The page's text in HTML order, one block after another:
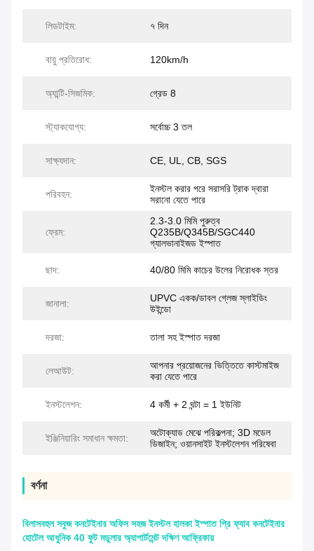
লিডটাইম: ৭ দিন
বায়ু প্রতিরোধ: 120km/h
অ্যান্টি-সিজমিক: গ্রেড 8
স্ট্যাকযোগ্য: সর্বোচ্চ 3 তল
সাক্ষ্যদান: CE, UL, CB, SGS
পরিবহন:
ইনস্টল করার পরে সরাসরি ট্রাক দ্বারা
সরানো যেতে পারে
ফ্রেম:
2.3-3.0 মিমি পুরুত্ব
Q235B/Q345B/SGC440
গ্যালভানাইজড ইস্পাত
ছাদ: 40/80 মিমি কাচের উলের নিরোধক স্তর
জানালা:
UPVC একক/ডাবল গ্লেজ স্লাইডিং
উইন্ডো
দরজা: তালা সহ ইস্পাত দরজা
লেআউট:
আপনার প্রয়োজনের ভিত্তিতে কাস্টমাইজ
করা যেতে পারে
ইনস্টলেশন: 4 কর্মী + 2 ঘন্টা = 1 ইউনিট
ইঞ্জিনিয়ারিং সমাধান ক্ষমতা:
অটোক্যাড মেঝে পরিকল্পনা; 3D মডেল
ডিজাইন; ওয়ানসাইট ইনস্টলেশন পরিষেবা
বর্ণনা
বিলাসবহুল সবুজ কনটেইনার অফিস সহজ ইনস্টল হালকা ইস্পাত প্রি ফ্যাব কনটেইনার
হোটেল আধুনিক 40 ফুট মডুলার অ্যাপার্টমেন্ট দক্ষিণ আফ্রিকায়